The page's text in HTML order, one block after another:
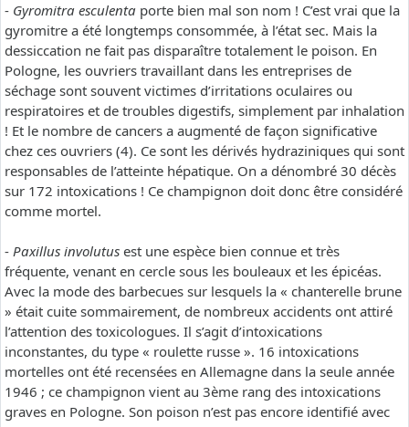
- Gyromitra esculenta porte bien mal son nom ! C’est vrai que la
gyromitre a été longtemps consommée, à l’état sec. Mais la
dessiccation ne fait pas disparaître totalement le poison. En
Pologne, les ouvriers travaillant dans les entreprises de
séchage sont souvent victimes d’irritations oculaires ou
respiratoires et de troubles digestifs, simplement par inhalation
! Et le nombre de cancers a augmenté de façon significative
chez ces ouvriers (4). Ce sont les dérivés hydraziniques qui sont
responsables de l’atteinte hépatique. On a dénombré 30 décès
sur 172 intoxications ! Ce champignon doit donc être considéré
comme mortel.
- Paxillus involutus est une espèce bien connue et très
fréquente, venant en cercle sous les bouleaux et les épicéas.
Avec la mode des barbecues sur lesquels la « chanterelle brune
» était cuite sommairement, de nombreux accidents ont attiré
l’attention des toxicologues. Il s’agit d’intoxications
inconstantes, du type « roulette russe ». 16 intoxications
mortelles ont été recensées en Allemagne dans la seule année
1946 ; ce champignon vient au 3ème rang des intoxications
graves en Pologne. Son poison n’est pas encore identifié avec